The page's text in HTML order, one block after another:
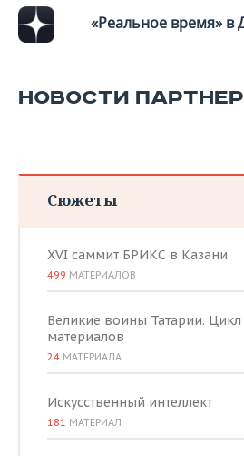
«Реальное время» в
НОВОСТИ
Сюжеты
XVI саммит БРИКС в Казани
499 МАТЕРИАЛОВ
Великие воины Татарии. Цикл
материалов
24 МАТЕРИАЛА
Искусственный интеллект
181 МАТЕРИАЛ